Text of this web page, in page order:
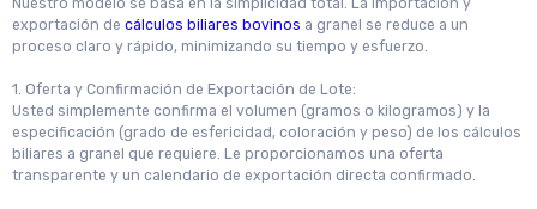
Nuestro modelo se basa en la simplicidad total. La importación y
exportación de cálculos biliares bovinos a granel se reduce a un
proceso claro y rápido, minimizando su tiempo y esfuerzo.
1. Oferta y Confirmación de Exportación de Lote:
Usted simplemente confirma el volumen (gramos o kilogramos) y la
especificación (grado de esfericidad, coloración y peso) de los cálculos
biliares a granel que requiere. Le proporcionamos una oferta
transparente y un calendario de exportación directa confirmado.